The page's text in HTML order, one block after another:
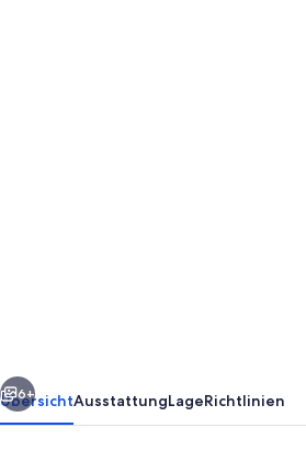
Weiter
6+
ÜbersichtAusstattungLageRichtlinien